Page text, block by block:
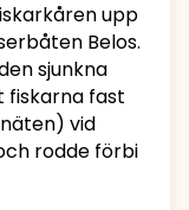
upp
Belos.
sjunkna
fiskarna fast
vid
rodde förbi